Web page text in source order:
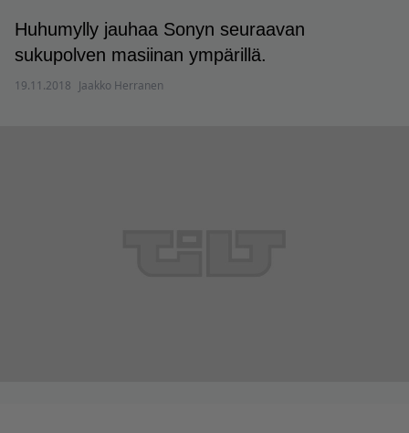
Huhumylly jauhaa Sonyn seuraavan
sukupolven masiinan ympärillä.
19.11.2018 Jaakko Herranen